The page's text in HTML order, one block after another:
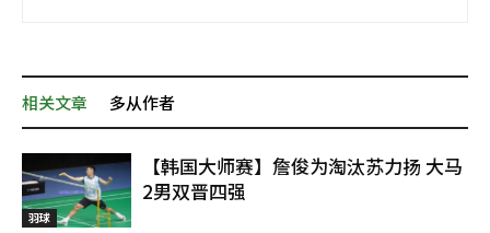
相关文章 多从作者
羽球
【韩国大师赛】詹俊为淘汰苏力扬 大马
2男双晋四强